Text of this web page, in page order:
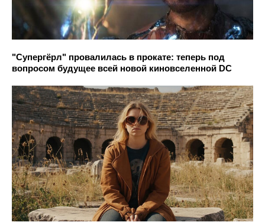
"Супергёрл" провалилась в прокате: теперь под
вопросом будущее всей новой киновселенной DC